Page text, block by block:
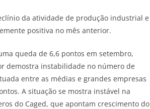
da atividade de produção industrial e
positiva no mês anterior.
queda de 6,6 pontos em setembro,
demostra instabilidade no número de
entre as médias e grandes empresas
A situação se mostra instável na
do Caged, que apontam crescimento do